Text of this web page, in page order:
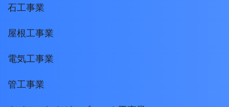
石工事業
屋根工事業
電気工事業
管工事業